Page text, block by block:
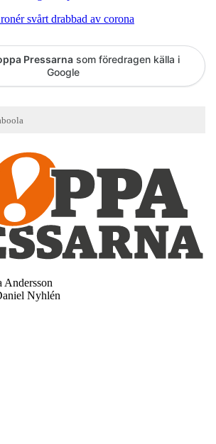
svårt drabbad av corona
Pressarna som föredragen källa i
Google
Andersson
Nyhlén